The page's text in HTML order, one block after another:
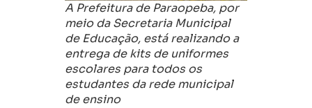
A Prefeitura de Paraopeba, por
meio da Secretaria Municipal
de Educação, está realizando a
entrega de kits de uniformes
escolares para todos os
estudantes da rede municipal
de ensino